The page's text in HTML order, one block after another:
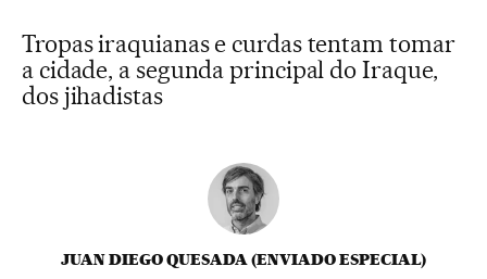
Tropas iraquianas e curdas tentam tomar
a cidade, a segunda principal do Iraque,
dos jihadistas
JUAN DIEGO QUESADA (ENVIADO ESPECIAL)